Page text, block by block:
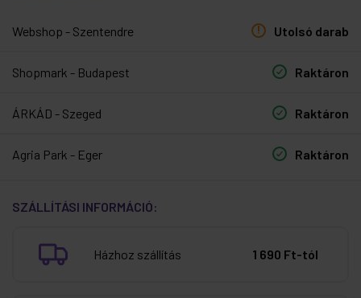
Webshop - Szentendre Utolsó darab
Shopmark - Budapest Raktáron
ÁRKÁD - Szeged Raktáron
Agria Park - Eger Raktáron
SZÁLLÍTÁSI INFORMÁCIÓ:
Házhoz szállítás 1 690 Ft-tól